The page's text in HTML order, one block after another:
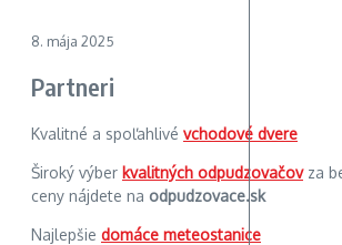
8. mája 2025
Partneri
Kvalitné a spoľahlivé vchodové dvere
Široký výber kvalitných odpudzovačovza
ceny nájdete na odpudzovace.sk
Najlepšie domáce meteostanice